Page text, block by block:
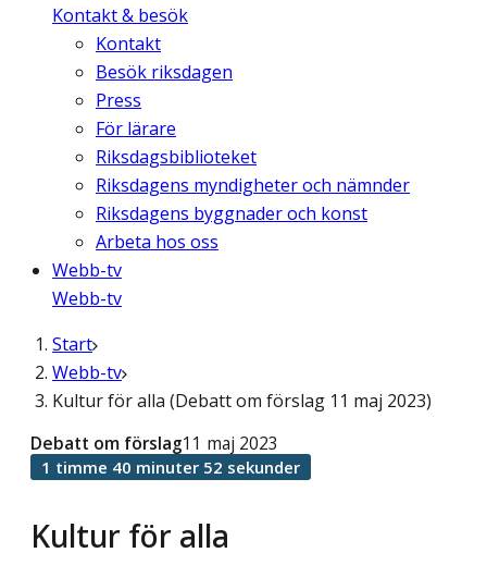
Kontakt & besök
Kontakt
Besök riksdagen
Press
För lärare
Riksdagsbiblioteket
Riksdagens myndigheter och nämnder
Riksdagens byggnader och konst
Arbeta hos oss
Webb-tv
Webb-tv
Start
Webb-tv
Kultur för alla (Debatt om förslag 11 maj 2023)
Kultur för alla
Debatt om förslag11 maj 2023
1 timme 40 minuter 52 sekunder